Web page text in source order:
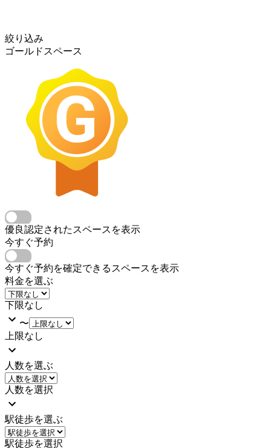
絞り込み
ゴールドスペース
優良認定されたスペースを表示
今すぐ予約
今すぐ予約を確定できるスペースを表示
料金を選ぶ
下限なし
〜
上限なし
人数を選ぶ
人数を選択
駅徒歩を選ぶ
駅徒歩を選択